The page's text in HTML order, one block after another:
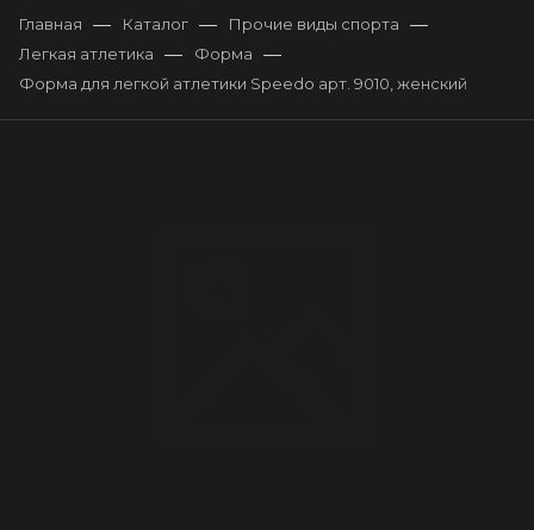
Главная — Каталог — Прочие виды спорта —
Легкая атлетика — Форма —
Форма для легкой атлетики Speedo арт. 9010, женский